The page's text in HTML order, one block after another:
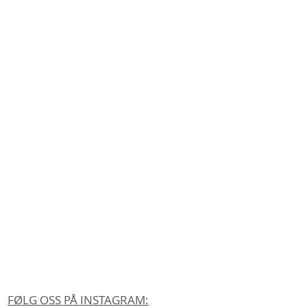
FØLG OSS PÅ INSTAGRAM: